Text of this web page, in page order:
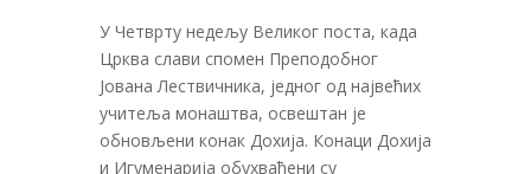
У Четврту недељу Великог поста, када
Црква слави спомен Преподобног
Јована Лествичника, једног од највећих
учитеља монаштва, освештан је
обновљени конак Дохија. Конаци Дохија
и Игуменарија обухваћени су